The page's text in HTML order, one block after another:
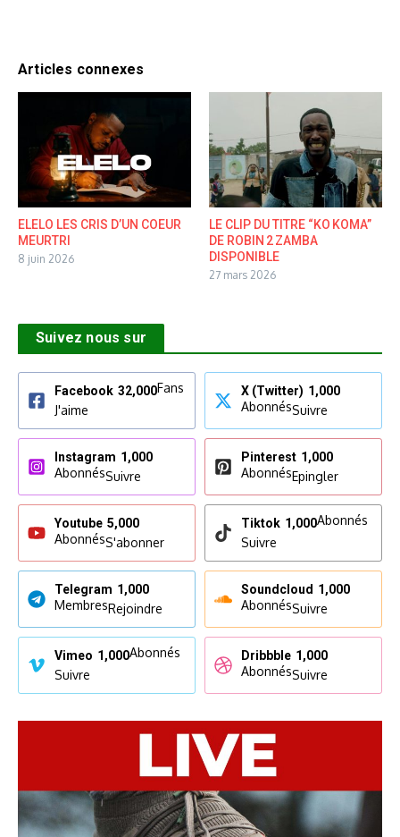
Articles connexes
ELELO LES CRIS D’UN COEUR
MEURTRI
8 juin 2026
LE CLIP DU TITRE “KO KOMA”
DE ROBIN 2 ZAMBA
DISPONIBLE
27 mars 2026
Suivez nous sur
Facebook 32,000Fans
J'aime
X (Twitter) 1,000
AbonnésSuivre
Instagram 1,000
AbonnésSuivre
Pinterest 1,000
AbonnésEpingler
Youtube 5,000
AbonnésS'abonner
Tiktok 1,000Abonnés
Suivre
Telegram 1,000
MembresRejoindre
Soundcloud 1,000
AbonnésSuivre
Vimeo 1,000Abonnés
Suivre
Dribbble 1,000
AbonnésSuivre